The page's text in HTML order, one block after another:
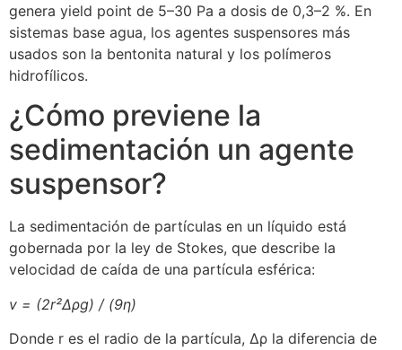
genera yield point de 5–30 Pa a dosis de 0,3–2 %. En
sistemas base agua, los agentes suspensores más
usados son la bentonita natural y los polímeros
hidrofílicos.
¿Cómo previene la
sedimentación un agente
suspensor?
La sedimentación de partículas en un líquido está
gobernada por la ley de Stokes, que describe la
velocidad de caída de una partícula esférica:
v = (2r²Δρg) / (9η)
Donde r es el radio de la partícula, Δρ la diferencia de